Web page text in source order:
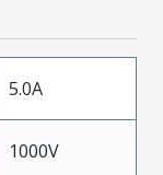
5.0A
1000V